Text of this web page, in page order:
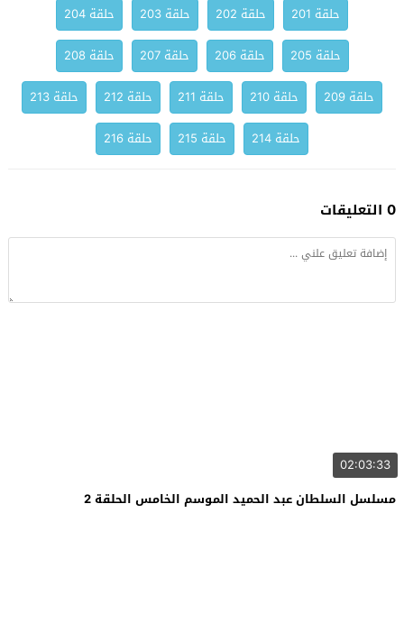
حلقة 201 حلقة 202 حلقة 203
حلقة 204
حلقة 205
حلقة 206 حلقة 207
حلقة 208
حلقة 209
حلقة 210 حلقة 211 حلقة 212
حلقة 213
حلقة 214
حلقة 215 حلقة 216
0 التعليقات
02:03:33
مسلسل السلطان عبد الحميد الموسم الخامس الحلقة 2